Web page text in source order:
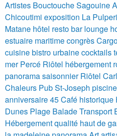
Artistes Bouctouche Sagouine
Chicoutimi exposition La
Matane hôtel resto bar lounge
estuaire maritime congrès
cuisine bistro urbaine cocktails
mer Percé Riôtel hébergement
panorama saisonnier Riôtel
Chaleurs Pub St-Joseph
anniversaire 45 Café historique
Dunes Plage Balade Transport
Hébergement qualité haut de